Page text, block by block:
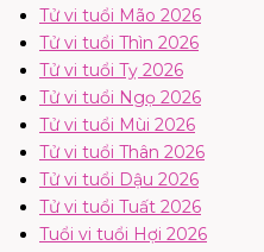
Tử vi tuổi Mão 2026
Tử vi tuổi Thìn 2026
Tử vi tuổi Tỵ 2026
Tử vi tuổi Ngọ 2026
Tử vi tuổi Mùi 2026
Tử vi tuổi Thân 2026
Tử vi tuổi Dậu 2026
Tử vi tuổi Tuất 2026
Tuổi vi tuổi Hợi 2026